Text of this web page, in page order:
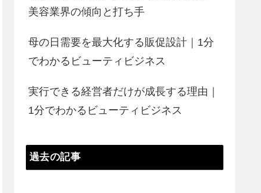
美容業界の傾向と打ち手
母の日需要を最大化する販促設計｜1分
でわかるビューティビジネス
実行できる経営者だけが成長する理由｜
1分でわかるビューティビジネス
過去の記事